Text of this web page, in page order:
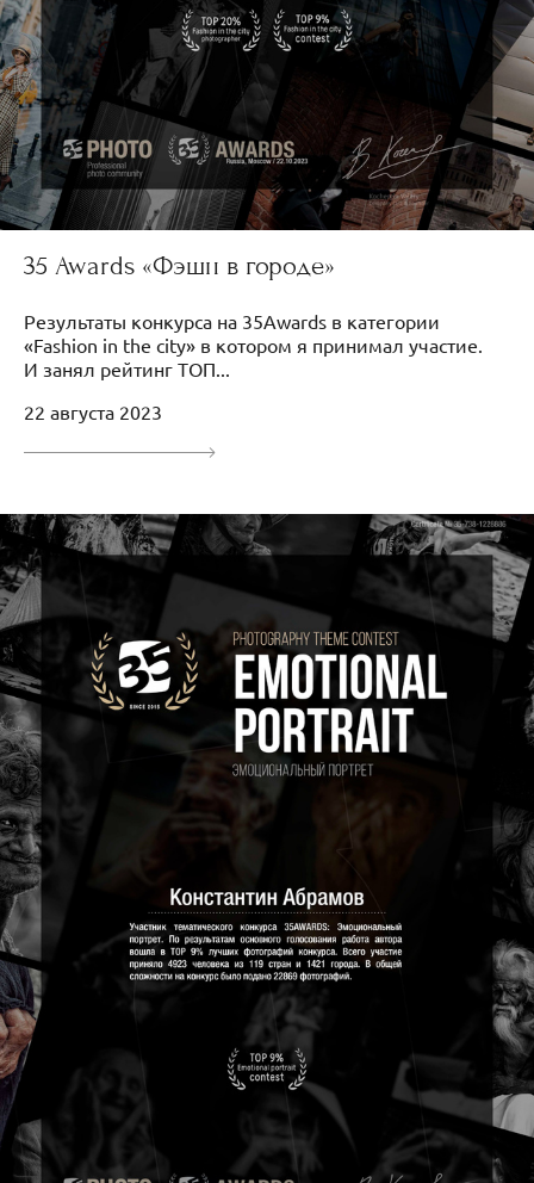
35 Awards «Фэшн в городе»
Результаты конкурса на 35Awards в категории
«Fashion in the city» в котором я принимал участие.
И занял рейтинг ТОП...
22 августа 2023